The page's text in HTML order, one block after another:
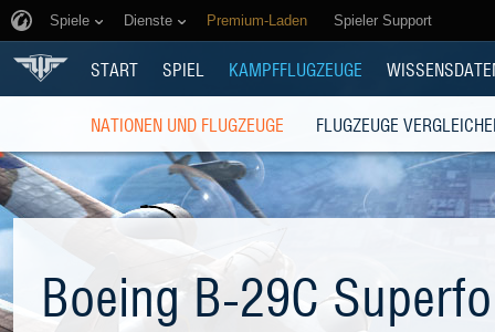
Spiele Dienste Premium-Laden Spieler Support
START SPIEL KAMPFFLUGZEUGE
NATIONEN UND FLUGZEUGE FLUGZEUGE
Boeing B-29C